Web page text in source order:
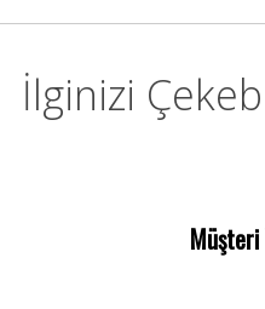
İlginizi
Müşteri